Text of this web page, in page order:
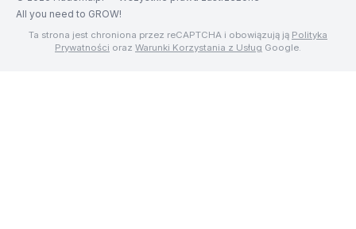
All you need to GROW!
Ta strona jest chroniona przez reCAPTCHA i obowiązują ją Polityka
Prywatności oraz Warunki Korzystania z Usług Google.